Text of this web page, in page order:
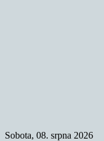
Sobota, 08. srpna 2026